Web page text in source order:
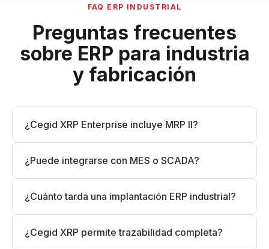
FAQ ERP INDUSTRIAL
Preguntas frecuentes
sobre ERP para industria
y fabricación
¿Cegid XRP Enterprise incluye MRP II?
¿Puede integrarse con MES o SCADA?
¿Cuánto tarda una implantación ERP industrial?
¿Cegid XRP permite trazabilidad completa?